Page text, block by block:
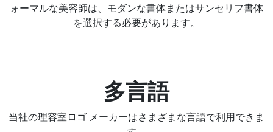
ォーマルな美容師は、モダンな書体またはサンセリフ書体
を選択する必要があります。
多言語
当社の理容室ロゴ メーカーはさまざまな言語で利用できま